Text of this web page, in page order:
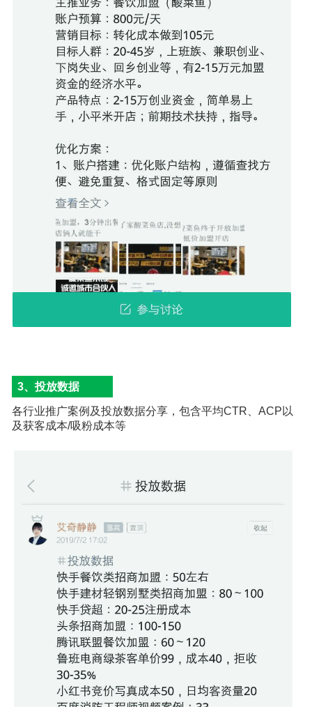
3、投放数据
各行业推广案例及投放数据分享，包含平均CTR、ACP以
及获客成本/吸粉成本等